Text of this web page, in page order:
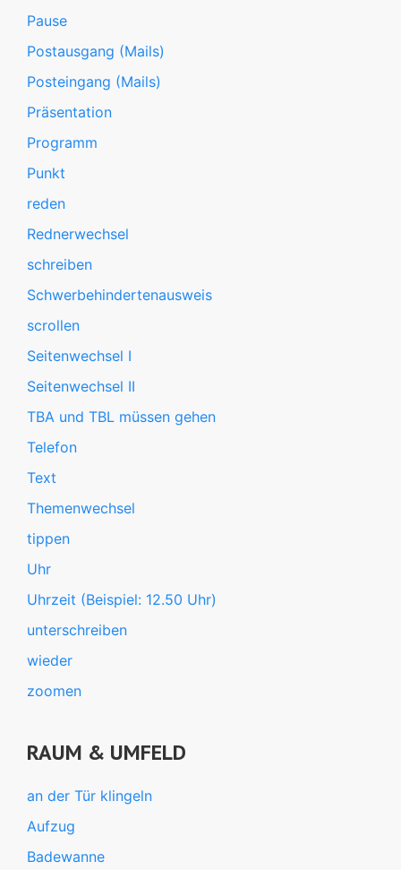
Pause
Postausgang (Mails)
Posteingang (Mails)
Präsentation
Programm
Punkt
reden
Rednerwechsel
schreiben
Schwerbehindertenausweis
scrollen
Seitenwechsel I
Seitenwechsel II
TBA und TBL müssen gehen
Telefon
Text
Themenwechsel
tippen
Uhr
Uhrzeit (Beispiel: 12.50 Uhr)
unterschreiben
wieder
zoomen
RAUM & UMFELD
an der Tür klingeln
Aufzug
Badewanne